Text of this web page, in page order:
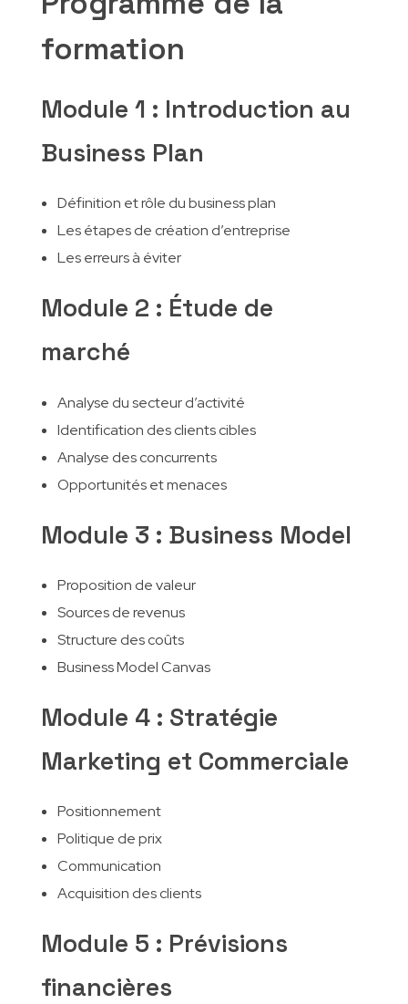
formation
Module 1 : Introduction au
Business Plan
Définition et rôle du business plan
Les étapes de création d’entreprise
Les erreurs à éviter
Module 2 : Étude de
marché
Analyse du secteur d’activité
Identification des clients cibles
Analyse des concurrents
Opportunités et menaces
Module 3 : Business Model
Proposition de valeur
Sources de revenus
Structure des coûts
Business Model Canvas
Module 4 : Stratégie
Marketing et Commerciale
Positionnement
Politique de prix
Communication
Acquisition des clients
Module 5 : Prévisions
financières